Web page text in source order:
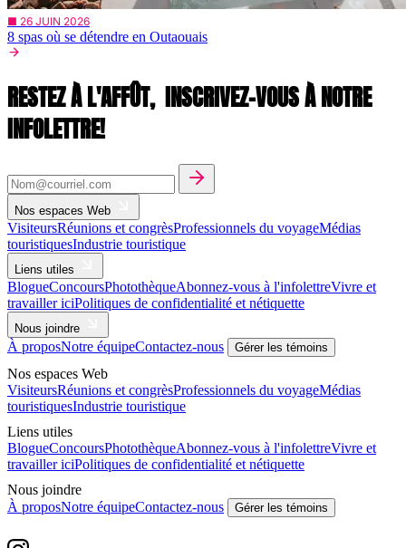
■ 26 JUIN 2026
8 spas où se détendre en Outaouais
RESTEZ À L'AFFÛT, INSCRIVEZ-VOUS À NOTRE
INFOLETTRE!
Nos espaces Web
VisiteursRéunions et congrèsProfessionnels du voyageMédias
touristiquesIndustrie touristique
Liens utiles
BlogueConcoursPhotothèqueAbonnez-vous à l'infolettreVivre et
travailler iciPolitiques de confidentialité et nétiquette
Nous joindre
À proposNotre équipeContactez-nous Gérer les témoins
Nos espaces Web
VisiteursRéunions et congrèsProfessionnels du voyageMédias
touristiquesIndustrie touristique
Liens utiles
BlogueConcoursPhotothèqueAbonnez-vous à l'infolettreVivre et
travailler iciPolitiques de confidentialité et nétiquette
Nous joindre
À proposNotre équipeContactez-nous Gérer les témoins